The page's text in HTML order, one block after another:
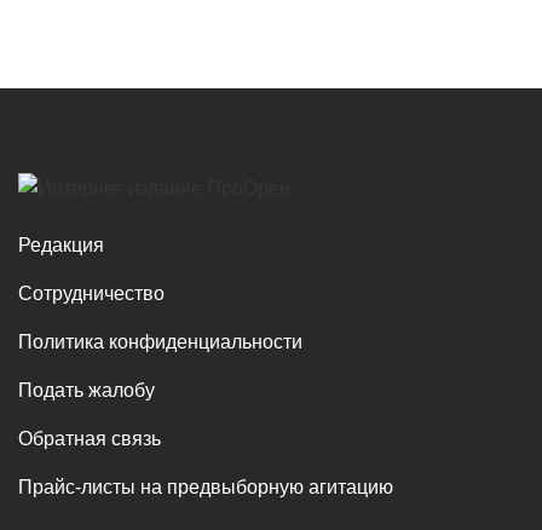
Редакция
Сотрудничество
Политика конфиденциальности
Подать жалобу
Обратная связь
Прайс-листы на предвыборную агитацию